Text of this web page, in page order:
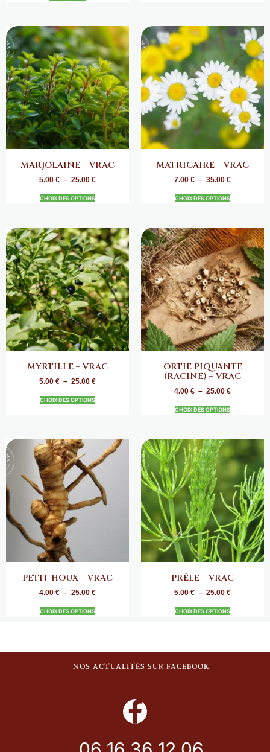
MARJOLAINE – VRAC
5.00 € – 25.00 €
CHOIX DES OPTIONS
MATRICAIRE – VRAC
7.00 € – 35.00 €
CHOIX DES OPTIONS
MYRTILLE – VRAC
5.00 € – 25.00 €
CHOIX DES OPTIONS
ORTIE PIQUANTE
(RACINE) – VRAC
4.00 € – 25.00 €
CHOIX DES OPTIONS
PETIT HOUX – VRAC
4.00 € – 25.00 €
CHOIX DES OPTIONS
PRÊLE – VRAC
5.00 € – 25.00 €
CHOIX DES OPTIONS
NOS ACTUALITÉS SUR FACEBOOK